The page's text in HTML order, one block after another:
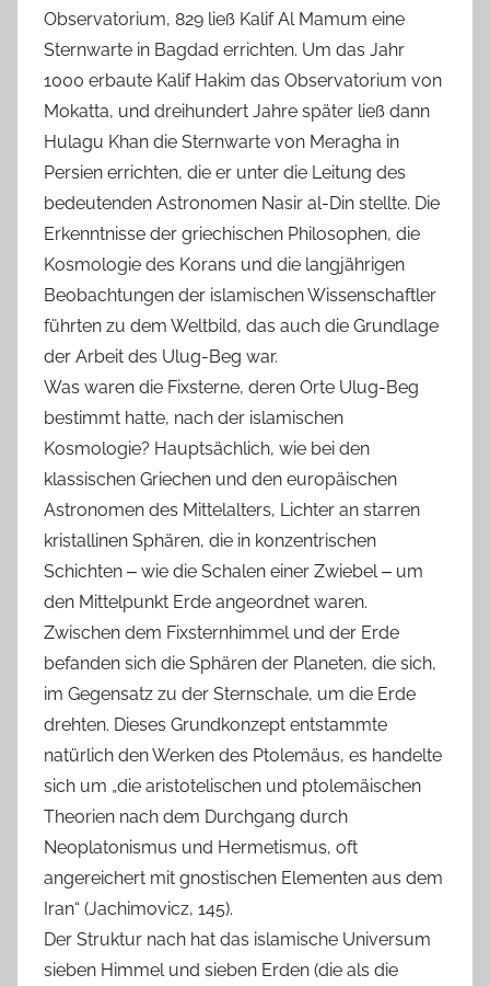
Observatorium, 829 ließ Kalif Al Mamum eine
Sternwarte in Bagdad errichten. Um das Jahr
1000 erbaute Kalif Hakim das Observatorium von
Mokatta, und dreihundert Jahre später ließ dann
Hulagu Khan die Sternwarte von Meragha in
Persien errichten, die er unter die Leitung des
bedeutenden Astronomen Nasir al-Din stellte. Die
Erkenntnisse der griechischen Philosophen, die
Kosmologie des Korans und die langjährigen
Beobachtungen der islamischen Wissenschaftler
führten zu dem Weltbild, das auch die Grundlage
der Arbeit des Ulug-Beg war.
Was waren die Fixsterne, deren Orte Ulug-Beg
bestimmt hatte, nach der islamischen
Kosmologie? Hauptsächlich, wie bei den
klassischen Griechen und den europäischen
Astronomen des Mittelalters, Lichter an starren
kristallinen Sphären, die in konzentrischen
Schichten ‒ wie die Schalen einer Zwiebel ‒ um
den Mittelpunkt Erde angeordnet waren.
Zwischen dem Fixsternhimmel und der Erde
befanden sich die Sphären der Planeten, die sich,
im Gegensatz zu der Sternschale, um die Erde
drehten. Dieses Grundkonzept entstammte
natürlich den Werken des Ptolemäus, es handelte
sich um „die aristotelischen und ptolemäischen
Theorien nach dem Durchgang durch
Neoplatonismus und Hermetismus, oft
angereichert mit gnostischen Elementen aus dem
Iran“ (Jachimovicz, 145).
Der Struktur nach hat das islamische Universum
sieben Himmel und sieben Erden (die als die